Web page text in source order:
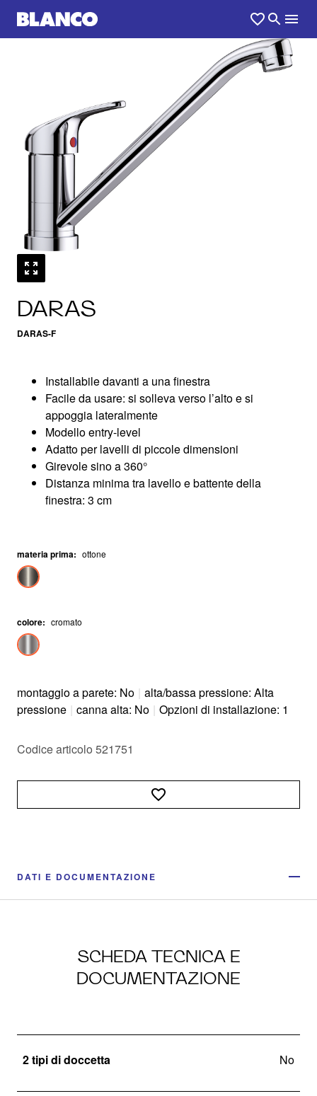
DARAS
DARAS-F
1
Installabile davanti a una finestra
Facile da usare: si solleva verso l’alto e si
appoggia lateralmente
Modello entry-level
Adatto per lavelli di piccole dimensioni
Girevole sino a 360°
Distanza minima tra lavello e battente della
finestra: 3 cm
materia prima: ottone
colore: cromato
montaggio a parete: No | alta/bassa pressione: Alta
pressione | canna alta: No | Opzioni di installazione: 1
Codice articolo 521751
DATI E DOCUMENTAZIONE
SCHEDA TECNICA E
DOCUMENTAZIONE
2 tipi di doccetta No